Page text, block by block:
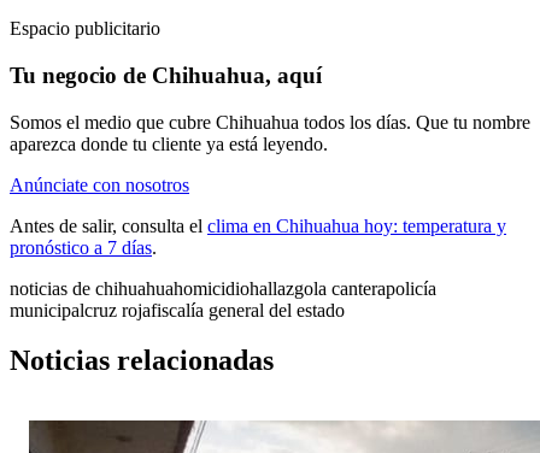
Espacio publicitario
Tu negocio de Chihuahua, aquí
Somos el medio que cubre Chihuahua todos los días. Que tu nombre
aparezca donde tu cliente ya está leyendo.
Anúnciate con nosotros
Antes de salir, consulta el clima en Chihuahua hoy: temperatura y
pronóstico a 7 días.
noticias de chihuahuahomicidiohallazgola canterapolicía
municipalcruz rojafiscalía general del estado
Noticias relacionadas